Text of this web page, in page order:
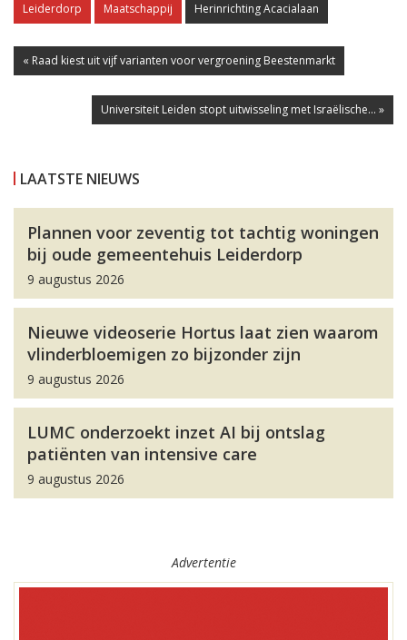
Leiderdorp Maatschappij Herinrichting Acacialaan
« Raad kiest uit vijf varianten voor vergroening Beestenmarkt
Universiteit Leiden stopt uitwisseling met Israëlische... »
LAATSTE NIEUWS
Plannen voor zeventig tot tachtig woningen
bij oude gemeentehuis Leiderdorp
9 augustus 2026
Nieuwe videoserie Hortus laat zien waarom
vlinderbloemigen zo bijzonder zijn
9 augustus 2026
LUMC onderzoekt inzet AI bij ontslag
patiënten van intensive care
9 augustus 2026
Advertentie